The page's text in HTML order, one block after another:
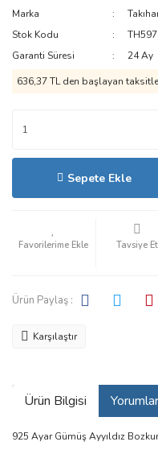
Marka
Stok Kodu
Garanti Süresi
24 Ay
636,37 TL den başlayan
Sepete Ekle
Tavsiye Et
Ürün Paylaş :
Karşılaştır
Ürün Bilgisi Yorumlar
925 Ayar Gümüş Ayyıldız